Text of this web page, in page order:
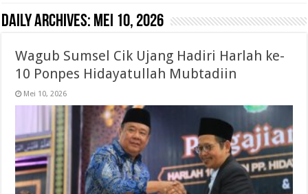
Daily Archives: Mei 10, 2026
Wagub Sumsel Cik Ujang Hadiri Harlah ke-
10 Ponpes Hidayatullah Mubtadiin
Mei 10, 2026